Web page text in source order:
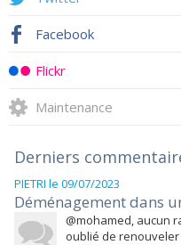
Facebook
Flickr
Maintenance
Derniers
PIETRI le 09/07/2023
Déménagement dans
@mohamed, aucun
oublié de